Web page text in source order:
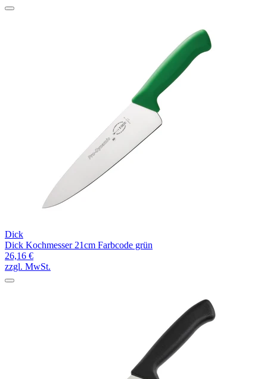
Dick
Dick Kochmesser 21cm Farbcode grün
26,16 €
zzgl. MwSt.